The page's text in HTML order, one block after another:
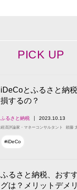
PICK UP
iDeCoとふるさと納
損するの？
ふるさと納税 2023.10.13
経済評論家・マネーコンサルタント 頼藤
#iDeCo
ふるさと納税、おす
グは？メリットデメ